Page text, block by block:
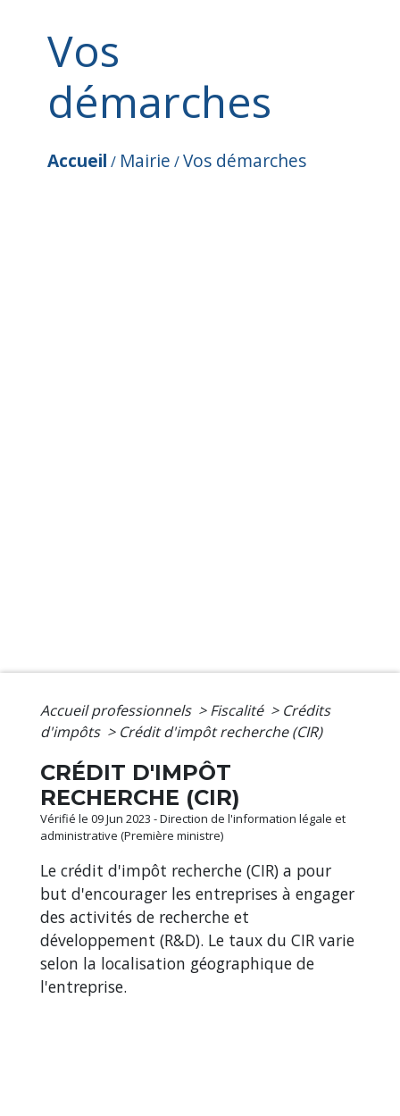
Vos
démarches
Accueil / Mairie /Vos démarches
Accueil professionnels > Fiscalité > Crédits
d'impôts > Crédit d'impôt recherche (CIR)
CRÉDIT D'IMPÔT
RECHERCHE (CIR)
Vérifié le 09 Jun 2023 - Direction de l'information légale et
administrative (Première ministre)
Le crédit d'impôt recherche (CIR) a pour
but d'encourager les entreprises à engager
des activités de recherche et
développement (R&D). Le taux du CIR varie
selon la localisation géographique de
l'entreprise.